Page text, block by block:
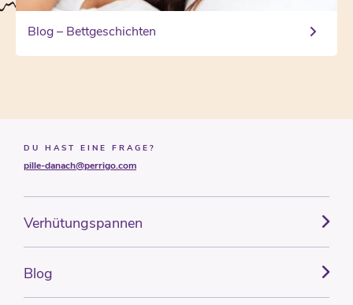
Blog – Bettgeschichten
DU HAST EINE FRAGE?
pille-danach@perrigo.com
Verhütungspannen
Blog